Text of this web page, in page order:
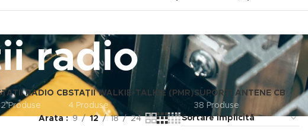
radio
RADIO CB
Produse
STAȚII WALKIE-TALKIE (PMR)
4 Produse
SUPORȚI ANTENE CB
38 Produse
Arata 9 12 18 24